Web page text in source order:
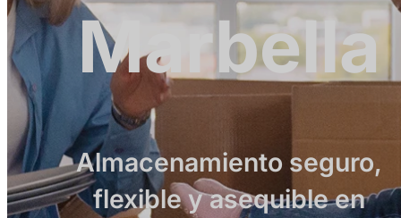
Marbella
Almacenamiento seguro,
flexible y asequible en